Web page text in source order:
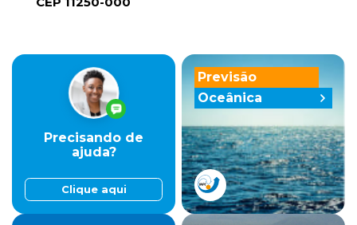
Previsão
Oceânica
Precisando de
ajuda?
Clique aqui